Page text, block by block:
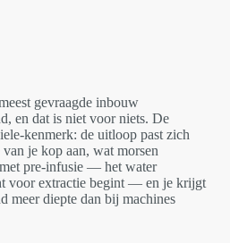
gevraagde inbouw
en dat is niet voor niets. De
kenmerk: de uitloop past zich
je kop aan, wat morsen
pre-infusie — het water
voor extractie begint — en je krijgt
meer diepte dan bij machines